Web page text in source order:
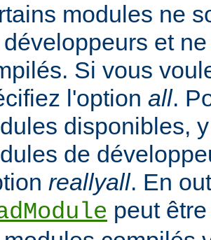
modules ne
et
Si vous
l'option all.
disponibles,
de
reallyall. En
peut